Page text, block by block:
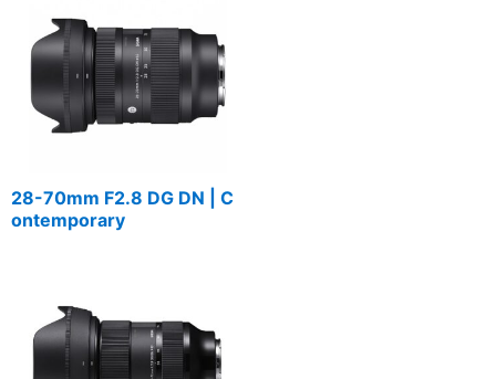
28-70mm F2.8 DG DN | C
ontemporary